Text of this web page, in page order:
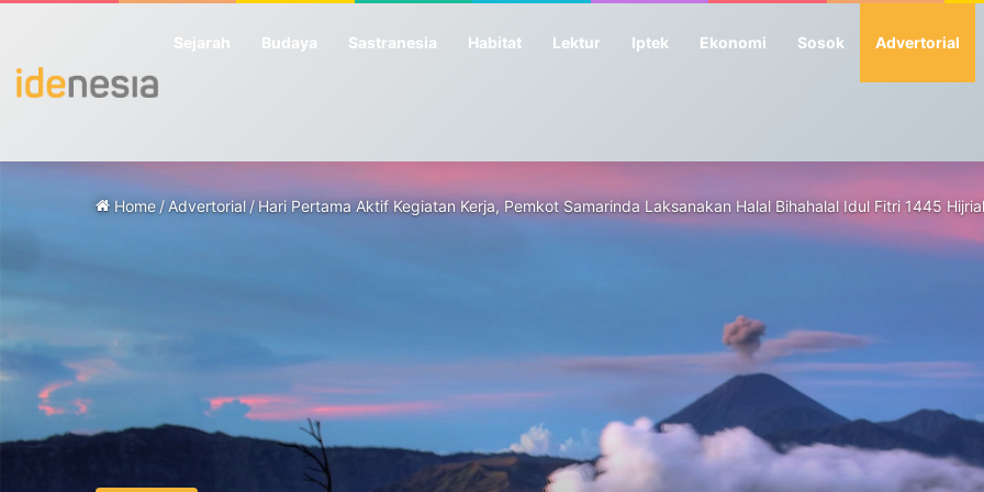
Sejarah Budaya Sastranesia Habitat Lektur Iptek Ekonomi Sosok Advertorial
Home / Advertorial /Hari Pertama Aktif Kegiatan Kerja, Pemkot Samarinda Laksanakan Halal Bihahalal Idul Fitri 1445